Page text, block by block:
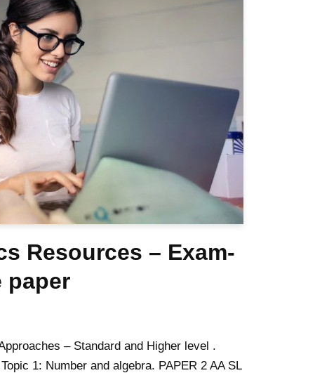
Resources – Exam-
paper
– Standard and Higher level .
1: Number and algebra. PAPER 2 AA SL